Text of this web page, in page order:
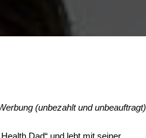
(unbezahlt und unbeauftragt)
Dad“ und lebt mit seiner